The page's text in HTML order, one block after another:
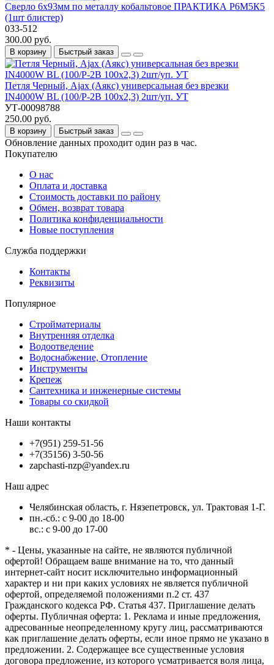
Сверло 6х93мм по металлу кобальтовое ПРАКТИКА Р6М5К5
(1шт блистер)
033-512
300.00 руб.
В корзину Быстрый заказ
Петля Черный, Ajax (Аякс) универсальная без врезки
IN4000W BL (100/P-2B 100x2,3) 2шт/уп. УТ
УТ-00098788
250.00 руб.
В корзину Быстрый заказ
Обновление данных проходит один раз в час.
Покупателю
О нас
Оплата и доставка
Стоимость доставки по району
Обмен, возврат товара
Политика конфиденциальности
Новые поступления
Служба поддержки
Контакты
Реквизиты
Популярное
Стройматериалы
Внутренняя отделка
Водоотведение
Водоснабжение, Отопление
Инструменты
Крепеж
Сантехника и инженерные системы
Товары со скидкой
Наши контакты
+7(951) 259-51-56
+7(35156) 3-50-56
zapchasti-nzp@yandex.ru
Наш адрес
Челябинская область, г. Нязепетровск, ул. Трактовая 1-Г.
пн.-сб.: с 9-00 до 18-00
вс.: с 9-00 до 17-00
* - Цены, указанные на сайте, не являются публичной
офертой! Обращаем ваше внимание на то, что данный
интернет-сайт носит исключительно информационный
характер и ни при каких условиях не является публичной
офертой, определяемой положениями п.2 ст. 437
Гражданского кодекса РФ. Статья 437. Приглашение делать
оферты. Публичная оферта: 1. Реклама и иные предложения,
адресованные неопределенному кругу лиц, рассматриваются
как приглашение делать оферты, если иное прямо не указано в
предложении. 2. Содержащее все существенные условия
договора предложение, из которого усматривается воля лица,